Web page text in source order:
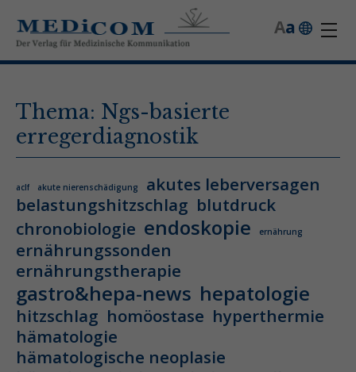
a
A
Thema: Ngs-basierte
erregerdiagnostik
aclf akute nierenschädigung
akutes leberversagen
belastungshitzschlag blutdruck
chronobiologie endoskopie ernährung
ernährungssonden
ernährungstherapie
gastro&hepa-news hepatologie
hitzschlag homöostase hyperthermie
hämatologie
hämatologische neoplasie